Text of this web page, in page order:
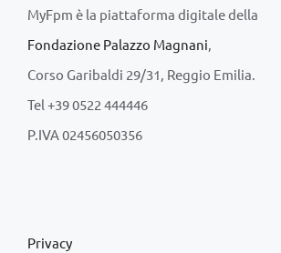
MyFpm è la piattaforma digitale della
Fondazione Palazzo Magnani,
Corso Garibaldi 29/31, Reggio Emilia.
Tel +39 0522 444446
P.IVA 02456050356
Privacy